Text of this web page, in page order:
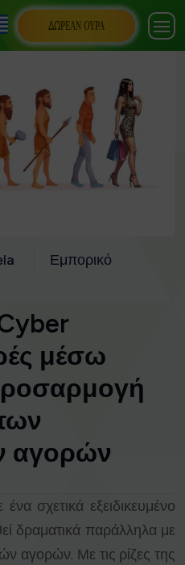
ΔΩΡΕΆΝ ΟΥΡΆ
Εμπορικό
μέσω
αγορών
σχετικά εξειδικευμένο
δραματικά παράλληλα με
αγορών. Με τις ρίζες της